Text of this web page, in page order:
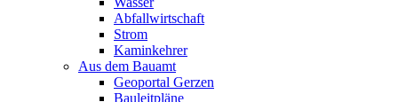
Abfallwirtschaft
Strom
Kaminkehrer
Aus dem Bauamt
Geoportal Gerzen
Bauleitpläne